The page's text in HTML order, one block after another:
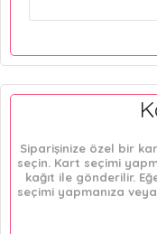
Siparişinize özel bir
seçin. Kart seçimi
kağıt ile gönderilir.
seçimi yapmanıza